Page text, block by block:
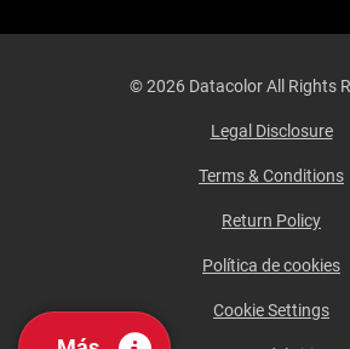
© 2026 Datacolor All Rights
Legal Disclosure
Terms & Conditions
Return Policy
Política de cookies
Cookie Settings